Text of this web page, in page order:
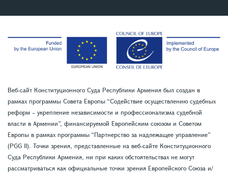
Веб-сайт Конституционного Суда Республики Армения был создан в
рамках программы Совета Европы “Содействие осуществлению судебных
реформ – укрепление независимости и профессионализма судебной
власти в Армении”, финансируемой Европейским союзом и Советом
Европы в рамках программы “Партнерство за надлежащее управление”
(PGG II). Точки зрения, представленные на веб-сайте Конституционного
Суда Республики Армения, ни при каких обстоятельствах не могут
рассматриваться как официальные точки зрения Европейского Союза и/